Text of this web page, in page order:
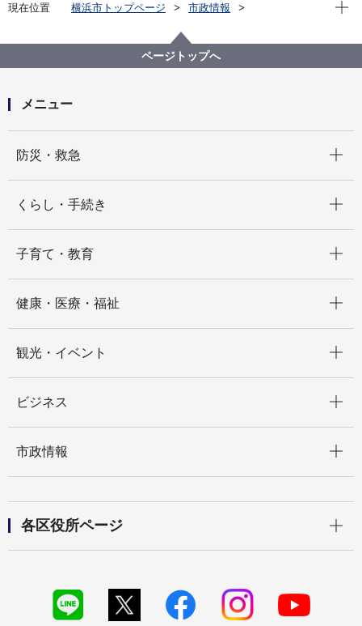
現在位置 横浜市トップページ
市政情報
記者発表 2021年度
【記者発表】令和３年度実施横浜市公立学校教員採用
候補者選考試験の応募状況について
ページトップへ
メニュー
防災・救急
くらし・手続き
子育て・教育
健康・医療・福祉
観光・イベント
ビジネス
市政情報
各区役所ページ